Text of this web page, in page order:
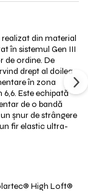
din material
în sistemul Gen III
de ordine. De
drept al doilea
în zona
Este echipată
de o bandă
șnur de strângere
fir elastic ultra-
High Loft®️